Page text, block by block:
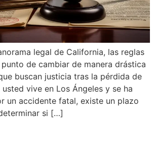
legal de California, las reglas
de cambiar de manera drástica
buscan justicia tras la pérdida de
vive en Los Ángeles y se ha
un accidente fatal, existe un plazo
si […]